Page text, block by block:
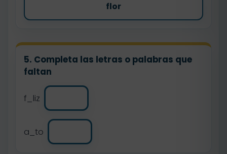
flor
5. Completa las letras o palabras que
faltan
f_liz
a_to